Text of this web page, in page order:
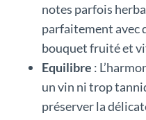
notes parfois
parfaitement avec
bouquet fruité et
Equilibre :
un vin ni trop
préserver la